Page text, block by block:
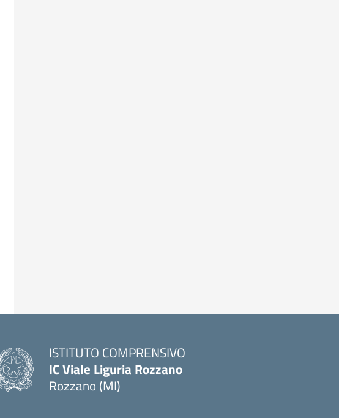
ISTITUTO COMPRENSIVO
IC Viale Liguria Rozzano
Rozzano (MI)